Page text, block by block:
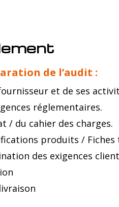
de l’audit :
et de ses
réglementaires.
/ du cahier des charges.
produits / Fiches
des exigences